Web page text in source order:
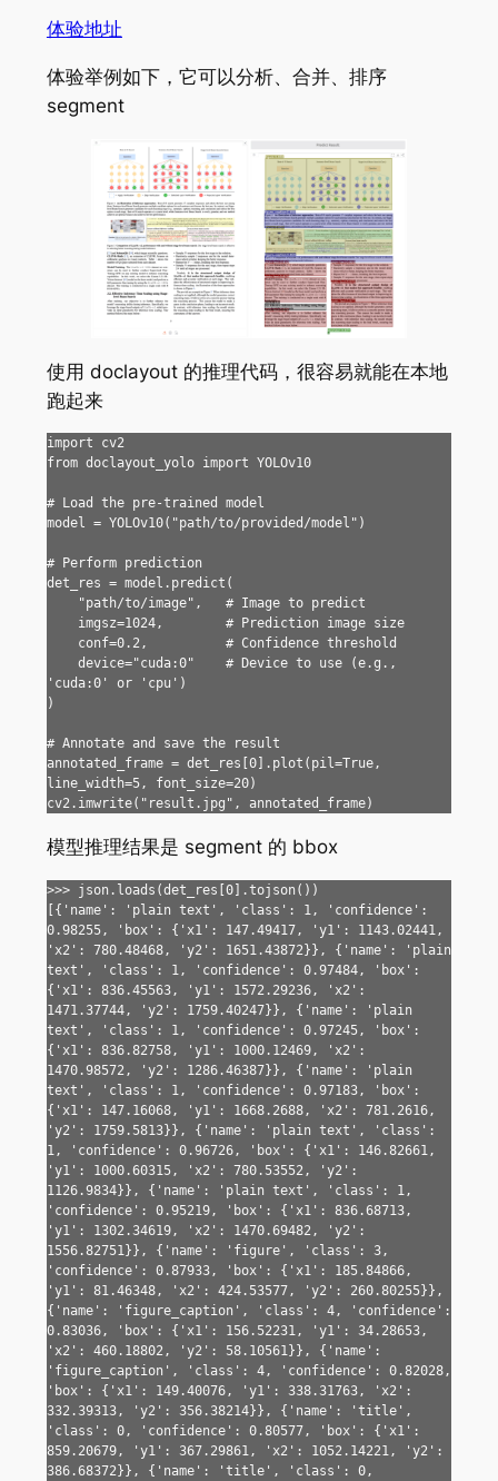
体验地址
体验举例如下，它可以分析、合并、排序
segment
使用 doclayout 的推理代码，很容易就能在本地
跑起来
import cv2
from doclayout_yolo import YOLOv10
# Load the pre-trained model
model = YOLOv10("path/to/provided/model")
# Perform prediction
det_res = model.predict(
'cuda:0' or 'cpu')
)
# Annotate and save the result
annotated_frame = det_res[0].plot(pil=True,
line_width=5, font_size=20)
cv2.imwrite("result.jpg", annotated_frame)
模型推理结果是 segment 的 bbox
>>> json.loads(det_res[0].tojson())
[{'name': 'plain text', 'class': 1, 'confidence':
0.98255, 'box': {'x1': 147.49417, 'y1': 1143.02441,
'x2': 780.48468, 'y2': 1651.43872}}, {'name': 'plain
text', 'class': 1, 'confidence': 0.97484, 'box':
{'x1': 836.45563, 'y1': 1572.29236, 'x2':
1471.37744, 'y2': 1759.40247}}, {'name': 'plain
text', 'class': 1, 'confidence': 0.97245, 'box':
{'x1': 836.82758, 'y1': 1000.12469, 'x2':
1470.98572, 'y2': 1286.46387}}, {'name': 'plain
text', 'class': 1, 'confidence': 0.97183, 'box':
{'x1': 147.16068, 'y1': 1668.2688, 'x2': 781.2616,
'y2': 1759.5813}}, {'name': 'plain text', 'class':
1, 'confidence': 0.96726, 'box': {'x1': 146.82661,
'y1': 1000.60315, 'x2': 780.53552, 'y2':
1126.9834}}, {'name': 'plain text', 'class': 1,
'confidence': 0.95219, 'box': {'x1': 836.68713,
'y1': 1302.34619, 'x2': 1470.69482, 'y2':
1556.82751}}, {'name': 'figure', 'class': 3,
'confidence': 0.87933, 'box': {'x1': 185.84866,
'y1': 81.46348, 'x2': 424.53577, 'y2': 260.80255}},
{'name': 'figure_caption', 'class': 4, 'confidence':
0.83036, 'box': {'x1': 156.52231, 'y1': 34.28653,
'x2': 460.18802, 'y2': 58.10561}}, {'name':
'figure_caption', 'class': 4, 'confidence': 0.82028,
'box': {'x1': 149.40076, 'y1': 338.31763, 'x2':
332.39313, 'y2': 356.38214}}, {'name': 'title',
'class': 0, 'confidence': 0.80577, 'box': {'x1':
859.20679, 'y1': 367.29861, 'x2': 1052.14221, 'y2':
386.68372}}, {'name': 'title', 'class': 0,